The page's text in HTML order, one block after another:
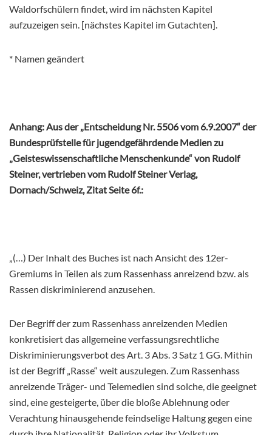
Waldorfschülern findet, wird im nächsten Kapitel
aufzuzeigen sein. [nächstes Kapitel im Gutachten].
* Namen geändert
Anhang: Aus der „Entscheidung Nr. 5506 vom 6.9.2007“ der
Bundesprüfstelle für jugendgefährdende Medien zu
„Geisteswissenschaftliche Menschenkunde“ von Rudolf
Steiner, vertrieben vom Rudolf Steiner Verlag,
Dornach/Schweiz, Zitat Seite 6f.:
„(…) Der Inhalt des Buches ist nach Ansicht des 12er-
Gremiums in Teilen als zum Rassenhass anreizend bzw. als
Rassen diskriminierend anzusehen.
Der Begriff der zum Rassenhass anreizenden Medien
konkretisiert das allgemeine verfassungsrechtliche
Diskriminierungsverbot des Art. 3 Abs. 3 Satz 1 GG. Mithin
ist der Begriff „Rasse“ weit auszulegen. Zum Rassenhass
anreizende Träger- und Telemedien sind solche, die geeignet
sind, eine gesteigerte, über die bloße Ablehnung oder
Verachtung hinausgehende feindselige Haltung gegen eine